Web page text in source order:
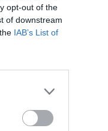
opt-out of the
of downstream
IAB’s List of